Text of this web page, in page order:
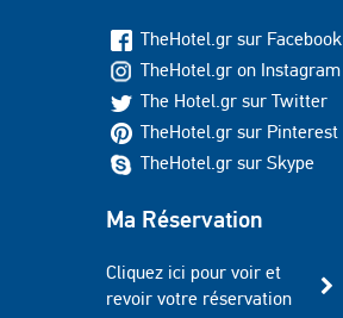
TheHotel.gr sur Facebook
TheHotel.gr on Instagram
The Hotel.gr sur Twitter
TheHotel.gr sur Pinterest
TheHotel.gr sur Skype
Ma Réservation
Cliquez ici pour voir et
revoir votre réservation